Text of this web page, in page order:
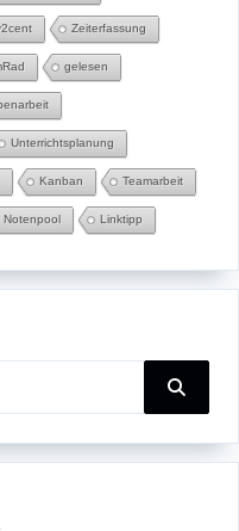
Zeiterfassung
gelesen
Unterrichtsplanung
Kanban Teamarbeit
Notenpool Linktipp